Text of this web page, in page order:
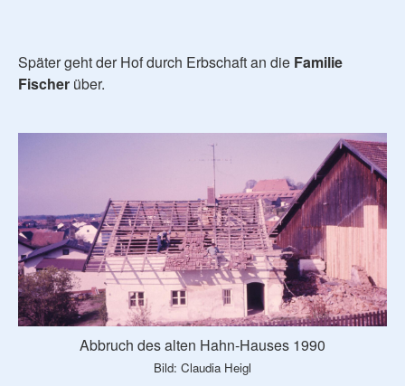
Später geht der Hof durch Erbschaft an die Familie
Fischer über.
Abbruch des alten Hahn-Hauses 1990
Bild: Claudia Heigl